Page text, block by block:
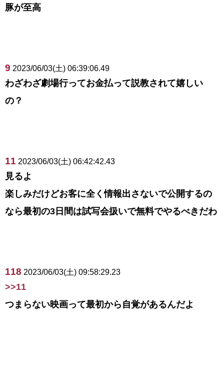
豚が至高
9 2023/06/03(土) 06:39:06.49
わざわざ劇場行ってお金払って説教されて嬉しい
の？
11 2023/06/03(土) 06:42:42.43
見るよ
楽しみだけどお客に全く情報出さないで公開するの
なら最初の3日間は試写会扱いで無料でやるべきだわ
118 2023/06/03(土) 09:58:29.23
>>11
つまらない映画って最初から自覚があるんだよ